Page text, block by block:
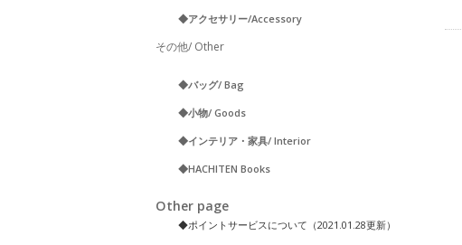
◆アクセサリー/Accessory
その他/ Other
◆バッグ/ Bag
◆小物/ Goods
◆インテリア・家具/ Interior
◆HACHITEN Books
Other page
◆ポイントサービスについて（2021.01.28更新）